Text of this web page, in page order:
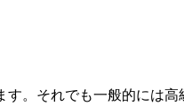
。それでも一般的には高